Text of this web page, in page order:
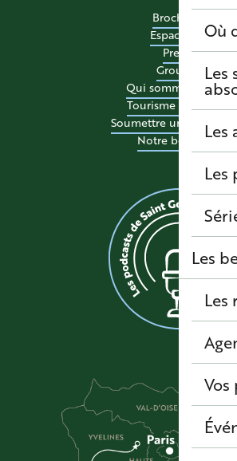
Où
Les
Les
Les
Les
Vos
Brochures
Espace pro
Presse
Groupes
Qui sommes-nous ?
Tourisme accessible
Soumettre un
Notre boutique